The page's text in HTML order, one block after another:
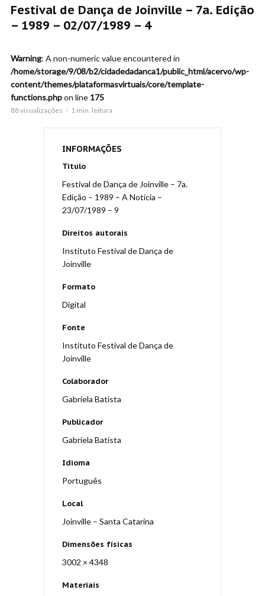
Festival de Dança de Joinville – 7a. Edição
– 1989 – 02/07/1989 – 4
Warning: A non-numeric value encountered in
/home/storage/9/08/b2/cidadedadanca1/public_html/acervo/wp-
content/themes/plataformasvirtuais/core/template-
functions.phpon line 175
88 visualizações 1 min. leitura
INFORMAÇÕES
Título
Festival de Dança de Joinville – 7a.
Edição – 1989 – A Notícia –
23/07/1989 – 9
Direitos autorais
Instituto Festival de Dança de
Joinville
Formato
Digital
Fonte
Instituto Festival de Dança de
Joinville
Colaborador
Gabriela Batista
Publicador
Gabriela Batista
Idioma
Português
Local
Joinville – Santa Catarina
Dimensões físicas
3002 × 4348
Materiais